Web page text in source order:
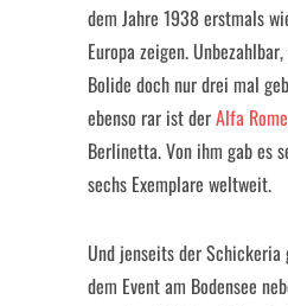
dem Jahre 1938 erstmals
Europa zeigen.
Bolide doch nur drei mal
ebenso rar ist derAlfa
Berlinetta. Von ihm gab es
sechs Exemplare weltweit.
Und jenseits der Schickeria
dem Event am Bodensee